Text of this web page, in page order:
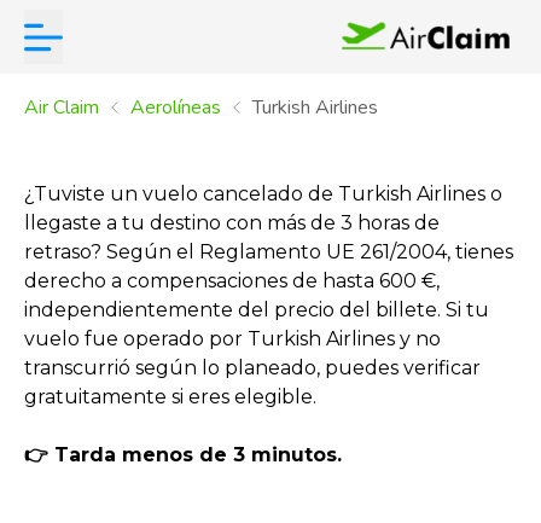
Air Claim Aerolíneas Turkish Airlines
¿Tuviste un vuelo cancelado de Turkish Airlines o
llegaste a tu destino con más de 3 horas de
retraso? Según el Reglamento UE 261/2004, tienes
derecho a compensaciones de hasta 600 €,
independientemente del precio del billete. Si tu
vuelo fue operado por Turkish Airlines y no
transcurrió según lo planeado, puedes verificar
gratuitamente si eres elegible.
👉 Tarda menos de 3 minutos.